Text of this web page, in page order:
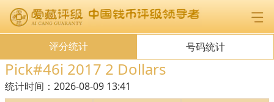
评分统计 号码统计
Pick#46i 2017 2 Dollars
统计时间： 2026-08-09 13:41